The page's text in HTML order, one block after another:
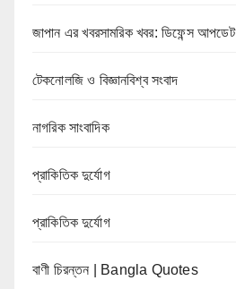
জাপান এর খবরসামরিক খবর: ডিফেন্স আপডেট
টেকনোলজি ও বিজ্ঞানবিশ্ব সংবাদ
নাগরিক সাংবাদিক
প্রাকিতিক দুর্যোগ
প্রাকিতিক দুর্যোগ
বাণী চিরন্তন | Bangla Quotes